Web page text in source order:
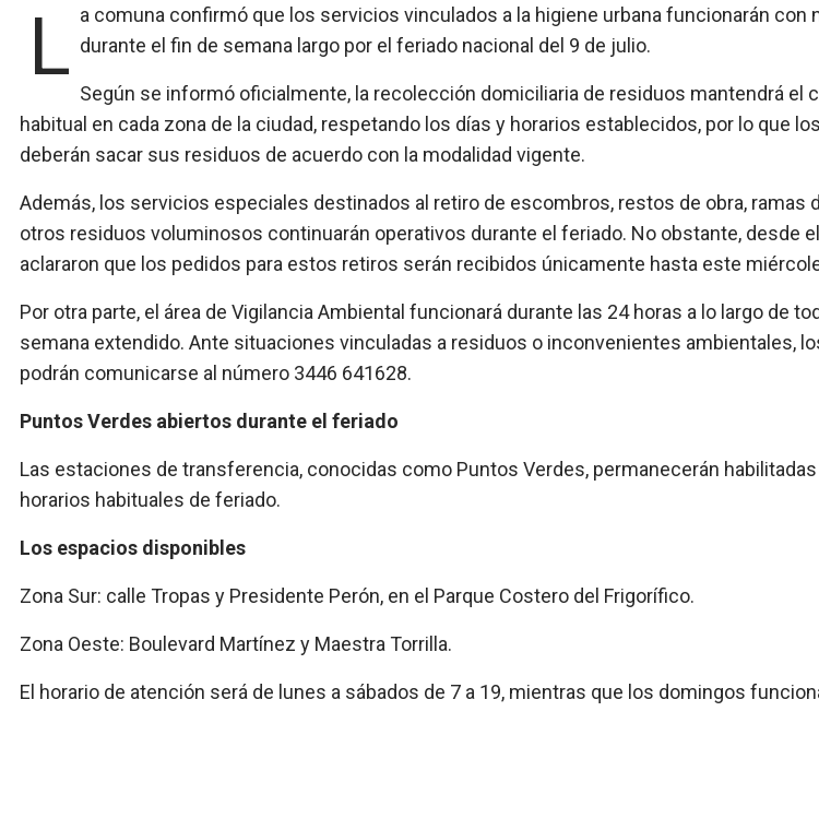
La comuna confirmó que los servicios vinculados a la higiene urbana funcionarán con normalidad durante el fin de semana largo por el feriado nacional del 9 de julio.
Según se informó oficialmente, la recolección domiciliaria de residuos mantendrá el
habitual en cada zona de la ciudad, respetando los días y horarios establecidos, por lo que
deberán sacar sus residuos de acuerdo con la modalidad vigente.
Además, los servicios especiales destinados al retiro de escombros, restos de obra, ramas
otros residuos voluminosos continuarán operativos durante el feriado. No obstante, desde
aclararon que los pedidos para estos retiros serán recibidos únicamente hasta este
Por otra parte, el área de Vigilancia Ambiental funcionará durante las 24 horas a lo largo de
semana extendido. Ante situaciones vinculadas a residuos o inconvenientes ambientales,
podrán comunicarse al número 3446 641628.
Puntos Verdes abiertos durante el feriado
Las estaciones de transferencia, conocidas como Puntos Verdes, permanecerán
horarios habituales de feriado.
Los espacios disponibles
Zona Sur: calle Tropas y Presidente Perón, en el Parque Costero del Frigorífico.
Zona Oeste: Boulevard Martínez y Maestra Torrilla.
El horario de atención será de lunes a sábados de 7 a 19, mientras que los domingos